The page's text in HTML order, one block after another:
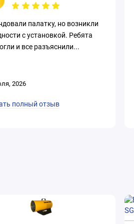
палатку, но возникли
с установкой. Ребята
и все разъяснили...
2026
полный отзыв